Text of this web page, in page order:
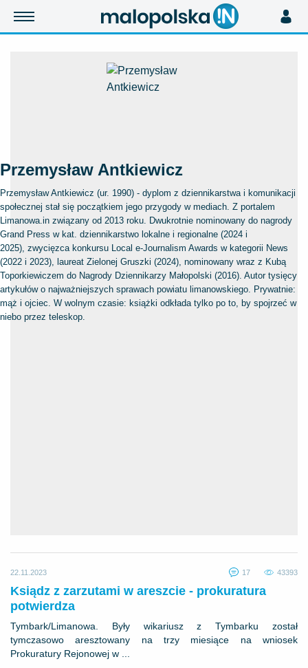
Przemysław Antkiewicz
Przemysław Antkiewicz (ur. 1990) - dyplom z dziennikarstwa i komunikacji
społecznej stał się początkiem jego przygody w mediach. Z portalem
Limanowa.in związany od 2013 roku. Dwukrotnie nominowany do nagrody
Grand Press w kat. dziennikarstwo lokalne i regionalne (2024 i
2025), zwycięzca konkursu Local e-Journalism Awards w kategorii News
(2022 i 2023), laureat Zielonej Gruszki (2024), nominowany wraz z Kubą
Toporkiewiczem do Nagrody Dziennikarzy Małopolski (2016). Autor tysięcy
artykułów o najważniejszych sprawach powiatu limanowskiego. Prywatnie:
mąż i ojciec. W wolnym czasie: książki odkłada tylko po to, by spojrzeć w
niebo przez teleskop.
22.11.2023 17 43393
Ksiądz z zarzutami w areszcie - prokuratura
potwierdza
Tymbark/Limanowa. Były wikariusz z Tymbarku został
tymczasowo aresztowany na trzy miesiące na wniosek
Prokuratury Rejonowej w ...